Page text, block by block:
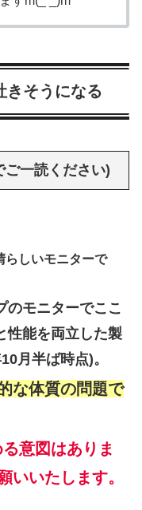
そうになる
ご一読ください)
らしいモニターで
のモニターでここ
性能を両立した製
月半ば時点)。
な体質の問題で
意図はありま
いいたします。